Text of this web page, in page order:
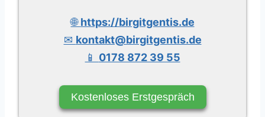
🌐https://birgitgentis.de
✉ kontakt@birgitgentis.de
📱 0178 872 39 55
Kostenloses Erstgespräch